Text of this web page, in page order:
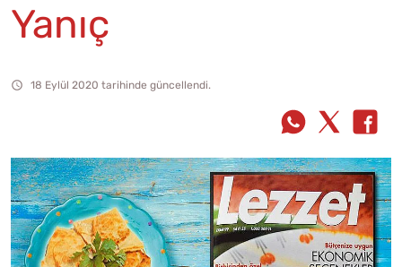
Yanıç
18 Eylül 2020 tarihinde güncellendi.